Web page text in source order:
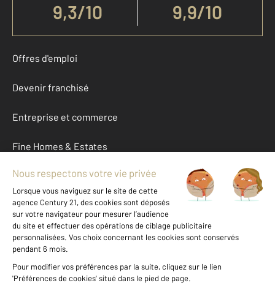
9,3/10 9,9/10
Offres d'emploi
Devenir franchisé
Entreprise et commerce
Fine Homes & Estates
À propos
International
Nous contacter